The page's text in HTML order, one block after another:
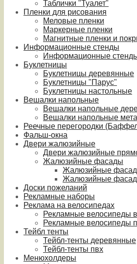
Таблички "Туалет"
Пленки для рисования
Меловые пленки
Маркерные пленки
Магнитные пленки и
Информационные стенды
Информационные
Буклетницы
Буклетницы деревянные
Буклетницы "Парус"
Буклетницы настольные
Вешалки напольные
Вешалки напольные
Вешалки напольные
Реечные перегородки
Фальш-окна
Двери жалюзийные
Двери жалюзийные
Жалюзийные фасады
Жалюзийные
Жалюзийные
Доски пожеланий
Рекламные наборы
Реклама на велосипедах
Рекламные велосипеды
Рекламные велосипеды
Тейбл тенты
Тейбл-тенты деревянные
Тейбл-тенты пвх
Менюхолдеры